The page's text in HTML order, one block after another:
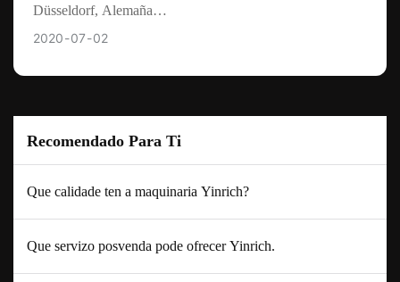
Düsseldorf, Alemaña
Cada catro anos asistiremos á feira líder de procesos e
2020 07 02
Recomendado Para Ti
Que calidade ten a maquinaria Yinrich?
Que servizo posvenda pode ofrecer Yinrich.